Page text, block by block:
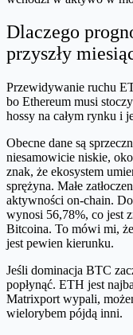
Dlaczego
przyszły
Przewidywanie ruchu
bo Ethereum musi
hossy na całym rynku i
Obecne dane są
niesamowicie niskie,
znak, że ekosystem
sprężyna. Małe
aktywności on-chain.
wynosi 56,78%, co jest
Bitcoina. To mówi mi,
jest pewien kierunku.
Jeśli dominacja BTC
popłynąć. ETH jest
Matrixport wypali,
wielorybem pójdą inni.